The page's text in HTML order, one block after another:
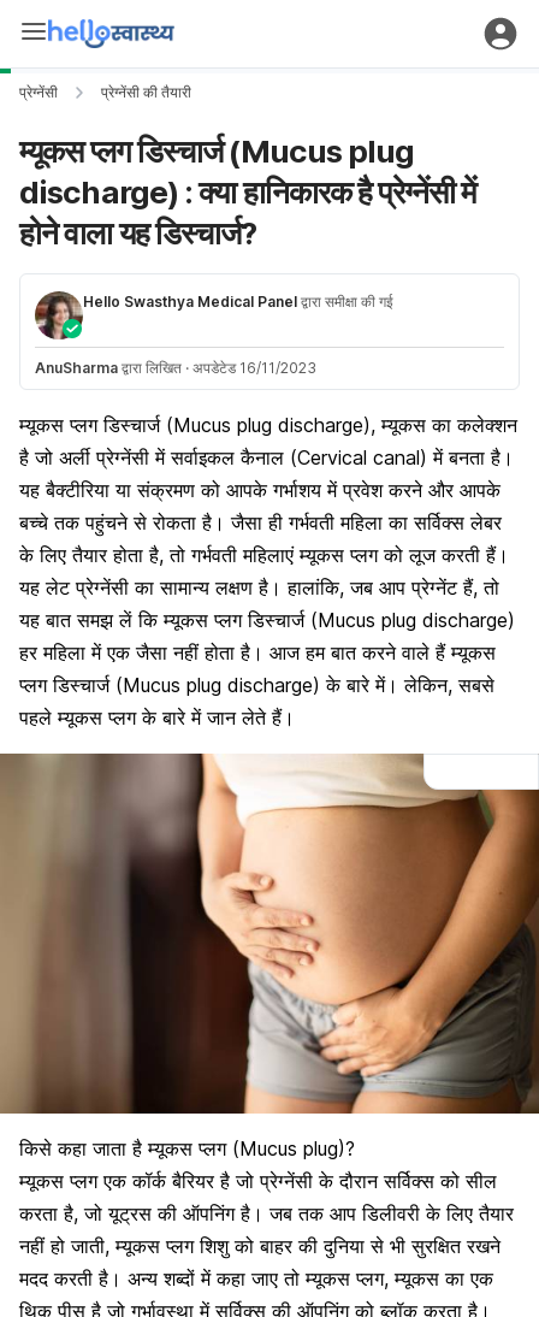
प्रेग्नेंसी प्रेग्नेंसी की तैयारी
म्यूकस प्लग डिस्चार्ज (Mucus plug
discharge) : क्या हानिकारक है प्रेग्नेंसी में
होने वाला यह डिस्चार्ज?
Hello Swasthya Medical Panel द्वारा समीक्षा की गई
AnuSharma द्वारा लिखित · अपडेटेड 16/11/2023
म्यूकस प्लग डिस्चार्ज (Mucus plug discharge), म्यूकस का कलेक्शन
है जो अर्ली प्रेग्नेंसी में सर्वाइकल कैनाल (Cervical canal) में बनता है।
यह बैक्टीरिया या संक्रमण को आपके गर्भाशय में प्रवेश करने और आपके
बच्चे तक पहुंचने से रोकता है। जैसा ही गर्भवती महिला का सर्विक्स लेबर
के लिए तैयार होता है, तो गर्भवती महिलाएं म्यूकस प्लग को लूज करती हैं।
यह लेट प्रेग्नेंसी का सामान्य लक्षण है। हालांकि, जब आप प्रेग्नेंट हैं, तो
यह बात समझ लें कि म्यूकस प्लग डिस्चार्ज (Mucus plug discharge)
हर महिला में एक जैसा नहीं होता है। आज हम बात करने वाले हैं म्यूकस
प्लग डिस्चार्ज (Mucus plug discharge) के बारे में। लेकिन, सबसे
पहले म्यूकस प्लग के बारे में जान लेते हैं।
किसे कहा जाता है म्यूकस प्लग (Mucus plug)?
म्यूकस प्लग एक कॉर्क बैरियर है जो प्रेग्नेंसी के दौरान सर्विक्स को सील
करता है, जो यूट्रस की ऑपनिंग है। जब तक आपडिलीवरी के लिए तैयार
नहीं हो जाती, म्यूकस प्लग शिशु को बाहर की दुनिया से भी सुरक्षित रखने
मदद करती है। अन्य शब्दों में कहा जाए तो म्यूकस प्लग, म्यूकस का एक
थिक पीस है जो गर्भावस्था में सर्विक्स की ऑपनिंग को ब्लॉक करता है।